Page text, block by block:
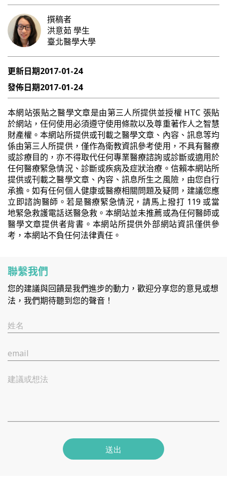
撰稿者
洪意茹學生
臺北醫學大學
更新日期2017-01-24
發佈日期2017-01-24
本網站張貼之醫學文章是由第三人所提供並授權 HTC 張貼
於網站，任何使用必須遵守使用條款以及尊重著作人之智慧
財產權。本網站所提供或刊載之醫學文章、內容、訊息等均
係由第三人所提供，僅作為衛教資訊參考使用，不具有醫療
或診療目的，亦不得取代任何專業醫療諮詢或診斷或適用於
任何醫療緊急情況、診斷或疾病及症狀治療。信賴本網站所
提供或刊載之醫學文章、內容、訊息所生之風險，由您自行
承擔。如有任何個人健康或醫療相關問題及疑問，建議您應
立即諮詢醫師。若是醫療緊急情況，請馬上撥打 119 或當
地緊急救護電話送醫急救。本網站並未推薦或為任何醫師或
醫學文章提供者背書。本網站所提供外部網站資訊僅供參
考，本網站不負任何法律責任。
聯繫我們
您的建議與回饋是我們進步的動力，歡迎分享您的意見或想
法，我們期待聽到您的聲音！
姓名
email
建議或想法
送出